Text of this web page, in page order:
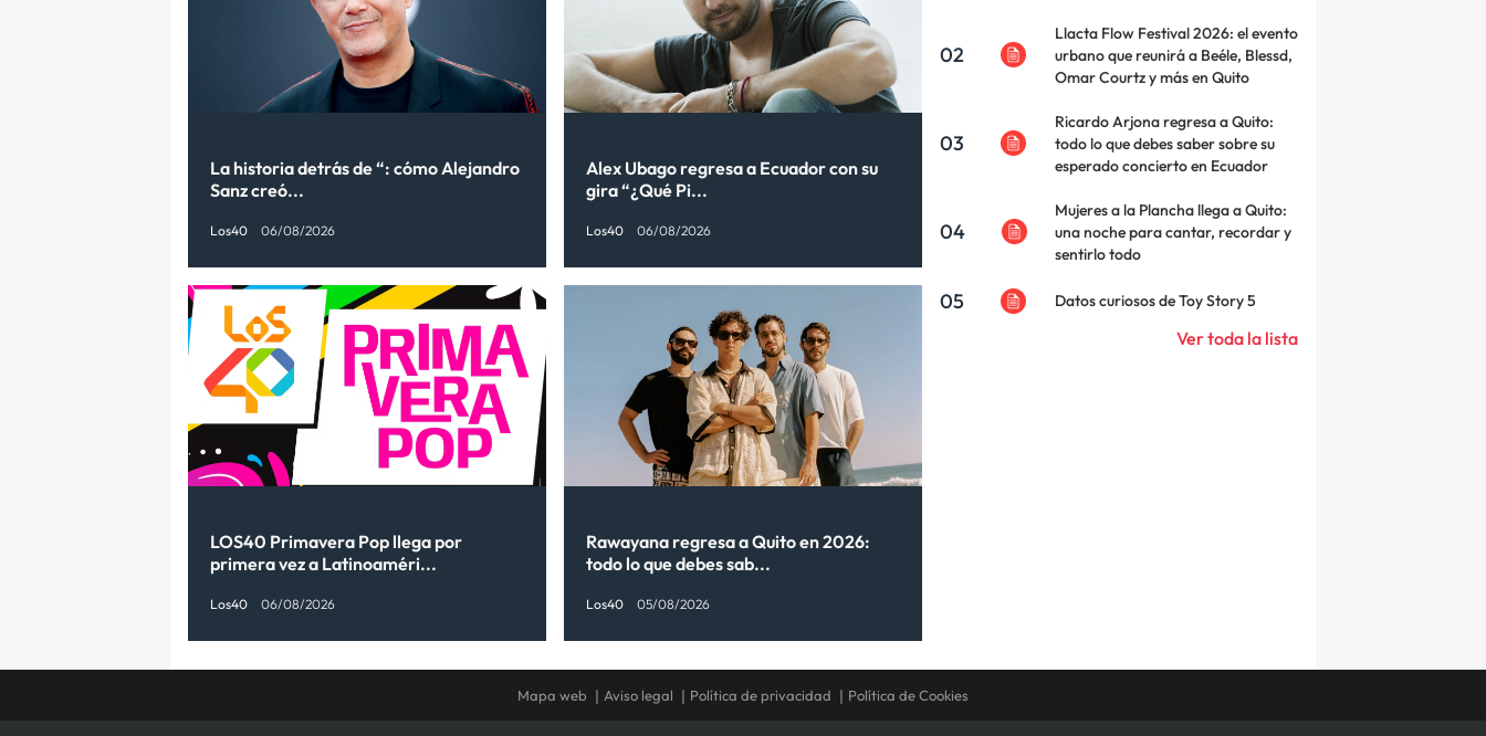
La historia detrás de “: cómo Alejandro
Sanz creó...
Los40 06/08/2026
Alex Ubago regresa a Ecuador con su
gira “¿Qué Pi...
Los40 06/08/2026
LOS40 Primavera Pop llega por
primera vez a Latinoaméri...
Los40 06/08/2026
Rawayana regresa a Quito en 2026:
todo lo que debes sab...
Los40 05/08/2026
02
Llacta Flow Festival 2026: el evento
urbano que reunirá a Beéle, Blessd,
Omar Courtz y más en Quito
03
Ricardo Arjona regresa a Quito:
todo lo que debes saber sobre su
esperado concierto en Ecuador
04
Mujeres a la Plancha llega a Quito:
una noche para cantar, recordar y
sentirlo todo
05 Datos curiosos de Toy Story 5
Ver toda la lista
Mapa web Aviso legal Política de privacidad Política de Cookies